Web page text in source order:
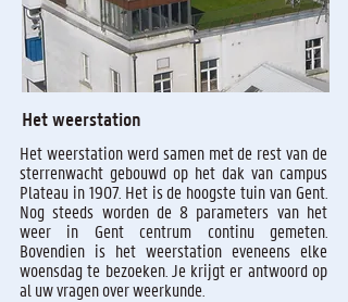
Het weerstation
Het weerstation werd samen met de rest van de
sterrenwacht gebouwd op het dak van campus
Plateau in 1907. Het is de hoogste tuin van Gent.
Nog steeds worden de 8 parameters van het
weer in Gent centrum continu gemeten.
Bovendien is het weerstation eveneens elke
woensdag te bezoeken. Je krijgt er antwoord op
al uw vragen over weerkunde.